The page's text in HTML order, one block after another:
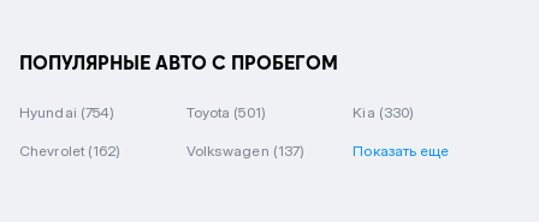
ПОПУЛЯРНЫЕ АВТО С ПРОБЕГОМ
Hyundai (754) Toyota (501) Kia (330)
Chevrolet (162) Volkswagen (137) Показать еще